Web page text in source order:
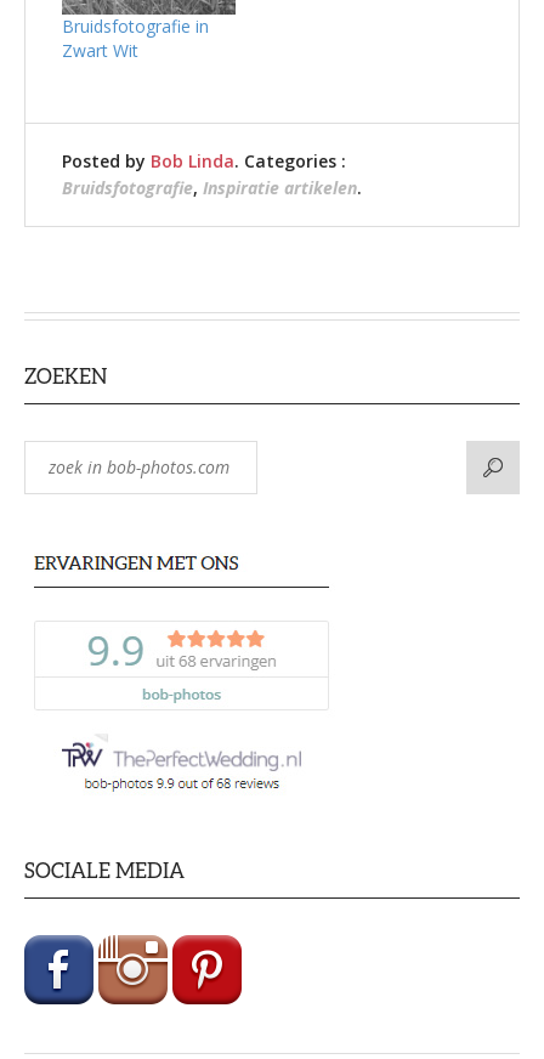
Bruidsfotografie in
Zwart Wit
Posted by Bob Linda. Categories :
Bruidsfotografie, Inspiratie artikelen.
ZOEKEN
SOCIALE MEDIA